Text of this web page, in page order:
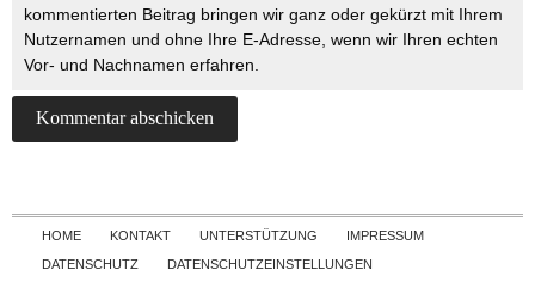
kommentierten Beitrag bringen wir ganz oder gekürzt mit Ihrem
Nutzernamen und ohne Ihre E-Adresse, wenn wir Ihren echten
Vor- und Nachnamen erfahren.
Skip to content
HOME KONTAKT UNTERSTÜTZUNG
IMPRESSUM
DATENSCHUTZ
DATENSCHUTZEINSTELLUNGEN